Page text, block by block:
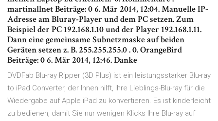
martinallnet Beiträge: 0 6. Mär 2014, 12:04. Manuelle IP-
Adresse am Bluray-Player und dem PC setzen. Zum
Beispiel der PC 192.168.1.10 und der Player 192.168.1.11.
Dann eine gemeinsame Subnetzmaske auf beiden
Geräten setzen z. B. 255.255.255.0 . 0. OrangeBird
Beiträge: 0 6. Mär 2014, 12:46. Danke
DVDFab Blu-ray Ripper (3D Plus) ist ein leistungsstarker Blu-ray
to iPad Converter, der Ihnen hilft, Ihre Lieblings-Blu-ray für die
Wiedergabe auf Apple iPad zu konvertieren. Es ist kinderleicht
zu bedienen, damit Sie nur wenigen Klicks Ihre Blu-ray auf